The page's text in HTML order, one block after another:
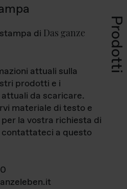
Prodotti
di Das ganze
attuali sulla
prodotti e i
da scaricare.
materiale di testo e
la vostra richiesta di
a questo